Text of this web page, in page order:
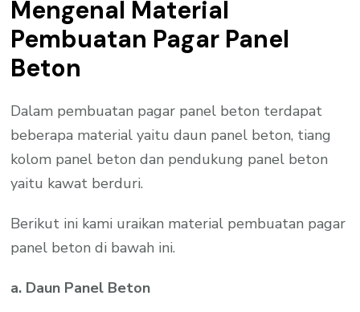
Mengenal Material
Pembuatan Pagar Panel
Beton
Dalam pembuatan pagar panel beton terdapat
beberapa material yaitu daun panel beton, tiang
kolom panel beton dan pendukung panel beton
yaitu kawat berduri.
Berikut ini kami uraikan material pembuatan pagar
panel beton di bawah ini.
a. Daun Panel Beton